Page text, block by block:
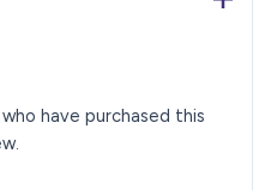
have purchased this